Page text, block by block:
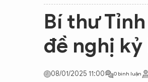
THẾ GIỚI
THÀNH PHỐ
Bí thư
đề nghị
08/01/2025 11:00 0 bình luận